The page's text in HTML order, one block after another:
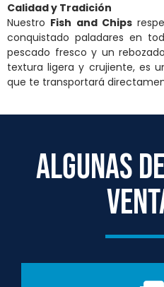
Calidad y Tradición
Nuestro Fish and Chips
conquistado paladares en
pescado fresco y un
textura ligera y crujiente, es
que te transportará
ALGUNAS